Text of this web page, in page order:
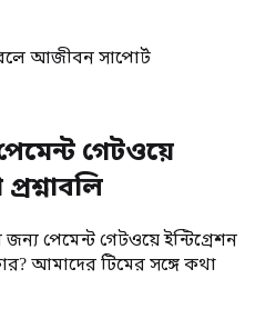
আজীবন সাপোর্ট
গেটওয়ে
পেমেন্ট গেটওয়ে ইন্টিগ্রেশন
আমাদের টিমের সঙ্গে কথা